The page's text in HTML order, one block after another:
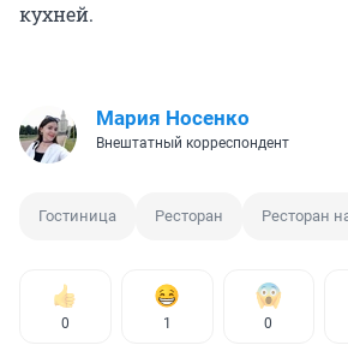
кухней.
Мария Носенко
Внештатный корреспондент
Гостиница Ресторан Ресторан
0 1 0